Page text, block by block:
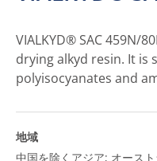
VIALKYD® SAC 459N/
drying alkyd resin. It is
polyisocyanates and
地域
中国を除くアジア; オース